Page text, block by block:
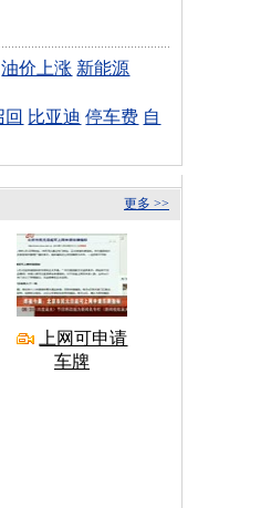
油价上涨 新能源
回 比亚迪 停车费 自
更多 >>
上网可申请
车牌